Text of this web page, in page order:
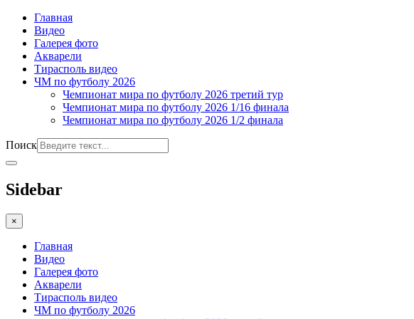
Главная
Видео
Галерея фото
Акварели
Тирасполь видео
ЧМ по футболу 2026
Чемпионат мира по футболу 2026 третий тур
Чемпионат мира по футболу 2026 1/16 финала
Чемпионат мира по футболу 2026 1/2 финала
Поиск
Sidebar
×
Главная
Видео
Галерея фото
Акварели
Тирасполь видео
ЧМ по футболу 2026